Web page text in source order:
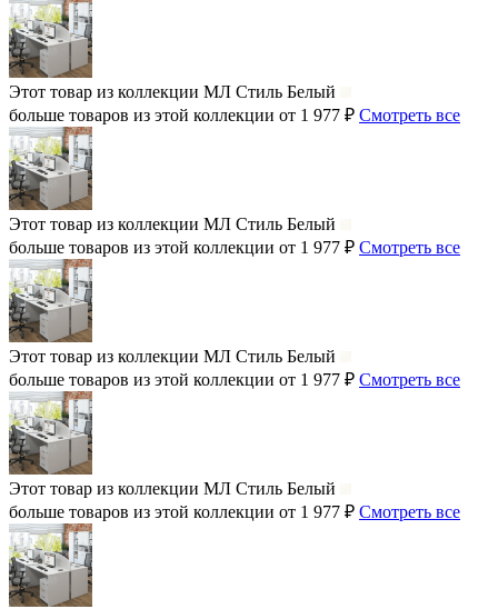
Этот товар из коллекции МЛ Стиль Белый
больше товаров из этой коллекции от 1 977 ₽ Смотреть все
Этот товар из коллекции МЛ Стиль Белый
больше товаров из этой коллекции от 1 977 ₽ Смотреть все
Этот товар из коллекции МЛ Стиль Белый
больше товаров из этой коллекции от 1 977 ₽ Смотреть все
Этот товар из коллекции МЛ Стиль Белый
больше товаров из этой коллекции от 1 977 ₽ Смотреть все